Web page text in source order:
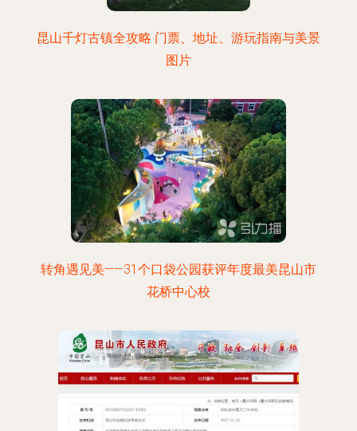
昆山千灯古镇全攻略 门票、地址、游玩指南与美景
图片
转角遇见美——31个口袋公园获评年度最美昆山市
花桥中心校